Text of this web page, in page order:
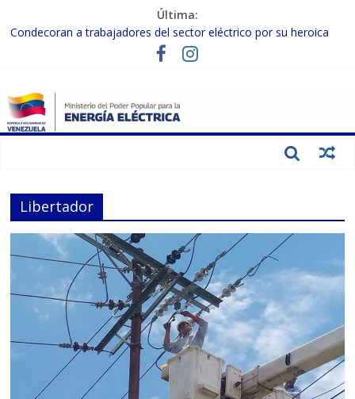
Última:
Condecoran a trabajadores del sector eléctrico por su heroica
labor tras el doble sismo del 24-J
Gobierno Nacional coordina acciones con el sector privado para
Inspeccionan trabajos de rehabilitación en instalaciones del SEN
en Carabobo
Gobierno Nacional activa plan preventivo para fortalecer el SEN
Libertador